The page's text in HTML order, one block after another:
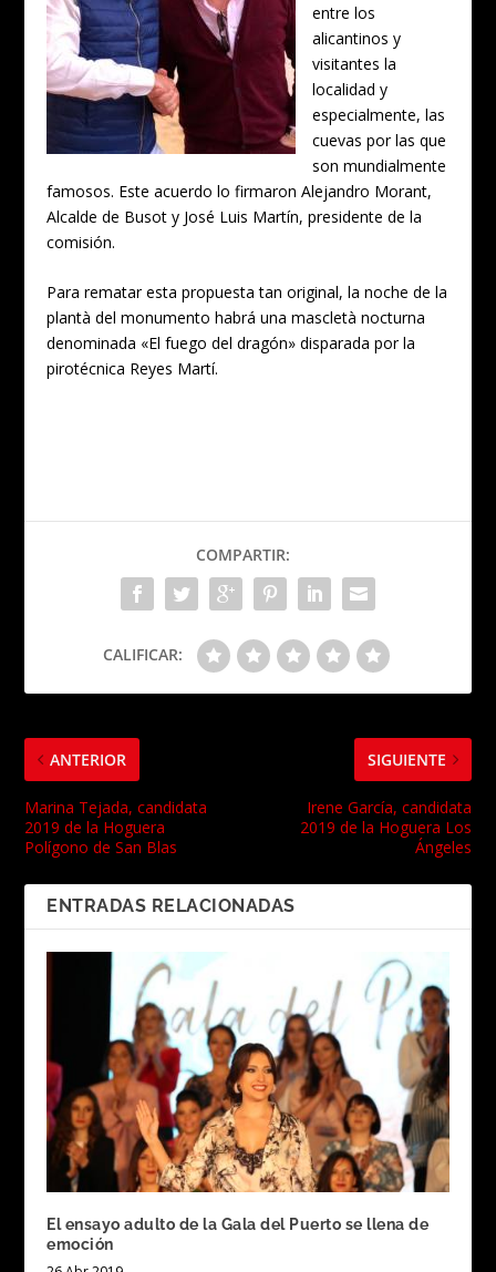
entre los
alicantinos y
visitantes la
localidad y
especialmente, las
cuevas por las que
son mundialmente
famosos. Este acuerdo lo firmaron Alejandro Morant,
Alcalde de Busot y José Luis Martín, presidente de la
comisión.
Para rematar esta propuesta tan original, la noche de la
plantà del monumento habrá una mascletà nocturna
denominada «El fuego del dragón» disparada por la
pirotécnica Reyes Martí.
COMPARTIR:
CALIFICAR:
ANTERIOR
Marina Tejada, candidata
2019 de la Hoguera
Polígono de San Blas
SIGUIENTE
Irene García, candidata
2019 de la Hoguera Los
Ángeles
ENTRADAS RELACIONADAS
El ensayo adulto de la Gala del Puerto se llena de
emoción